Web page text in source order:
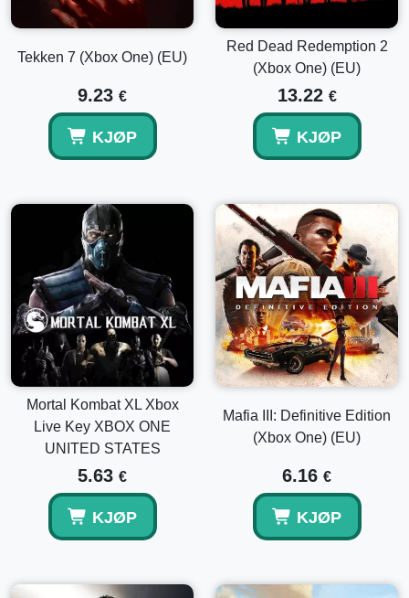
Tekken 7 (Xbox One) (EU)
9.23 €
KJØP
Red Dead Redemption 2
(Xbox One) (EU)
13.22 €
KJØP
Mortal Kombat XL Xbox
Live Key XBOX ONE
UNITED STATES
5.63 €
KJØP
Mafia III: Definitive Edition
(Xbox One) (EU)
6.16 €
KJØP